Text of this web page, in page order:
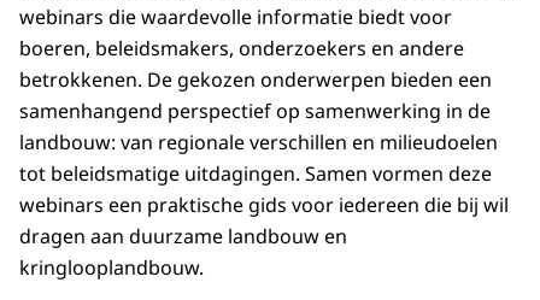
webinars die waardevolle informatie biedt voor
boeren, beleidsmakers, onderzoekers en andere
betrokkenen. De gekozen onderwerpen bieden een
samenhangend perspectief op samenwerking in de
landbouw: van regionale verschillen en milieudoelen
tot beleidsmatige uitdagingen. Samen vormen deze
webinars een praktische gids voor iedereen die bij wil
dragen aan duurzame landbouw en
kringlooplandbouw.